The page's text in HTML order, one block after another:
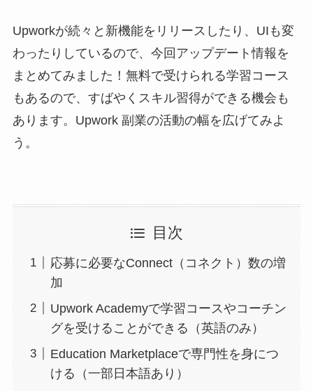
Upworkが続々と新機能をリリースしたり、UIも変
わったりしているので、今回アップデート情報を
まとめてみました！無料で受けられる学習コース
もあるので、すばやくスキル習得ができる機会も
あります。Upwork 副業の活動の幅を広げてみよ
う。
目次
応募に必要なConnect（コネクト）数の増
加
Upwork Academyで学習コースやコーチン
グを受けることができる（英語のみ）
Education Marketplaceで専門性を身につ
ける（一部日本語あり）